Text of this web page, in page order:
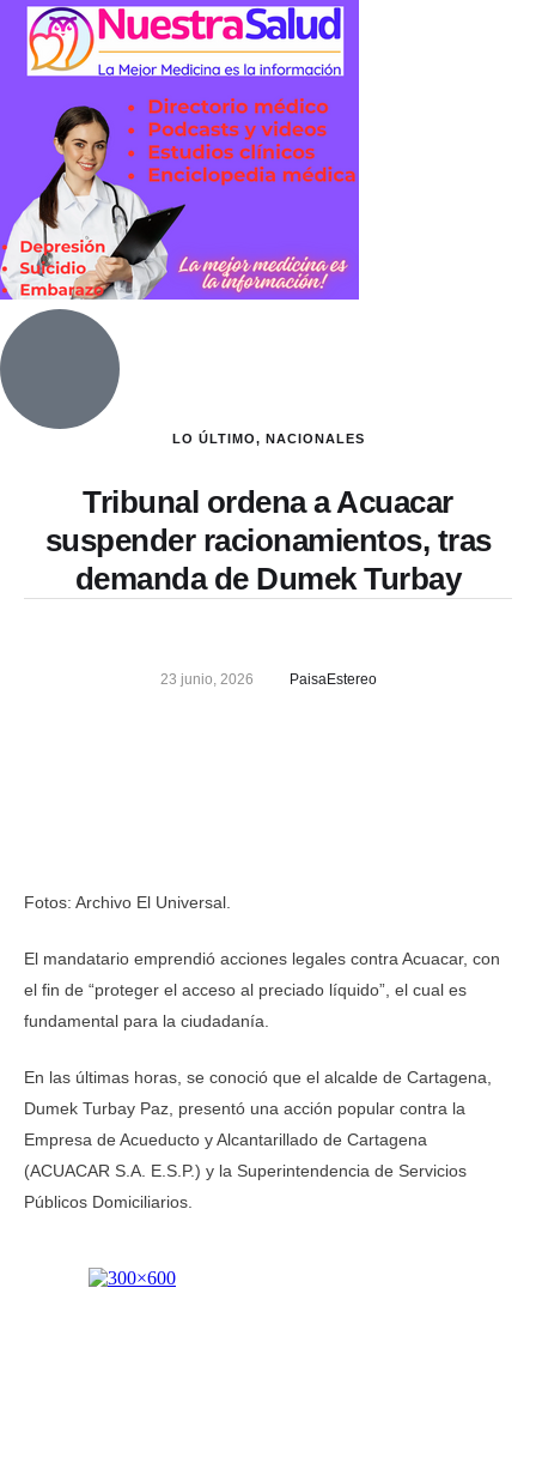
LO ÚLTIMO, NACIONALES
Tribunal ordena a Acuacar
suspender racionamientos, tras
demanda de Dumek Turbay
23 junio, 2026 PaisaEstereo
Fotos: Archivo El Universal.
El mandatario emprendió acciones legales contra Acuacar, con
el fin de “proteger el acceso al preciado líquido”, el cual es
fundamental para la ciudadanía.
En las últimas horas, se conoció que el alcalde de Cartagena,
Dumek Turbay Paz, presentó una acción popular contra la
Empresa de Acueducto y Alcantarillado de Cartagena
(ACUACAR S.A. E.S.P.) y la Superintendencia de Servicios
Públicos Domiciliarios.